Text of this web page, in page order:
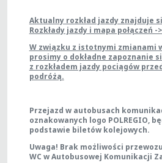
Aktualny rozkład jazdy znajduje
Rozkłady jazdy i mapa połączeń -
W związku z istotnymi zmianami
prosimy o dokładne zapoznanie
z rozkładem jazdy pociągów
podróżą.
Przejazd w autobusach
oznakowanych logo POLREGIO,
podstawie biletów kolejowych.
Uwaga! Brak możliwości
WC w Autobusowej Komunikacji